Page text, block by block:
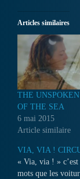
Articles similaires
THE
OF THE SEA
6 mai 2015
Article similaire
VIA, VIA !
« Via, via ! » c’est
mots que les